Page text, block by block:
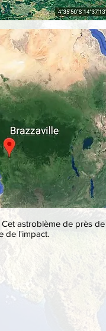
astroblème de près
de l'impact.